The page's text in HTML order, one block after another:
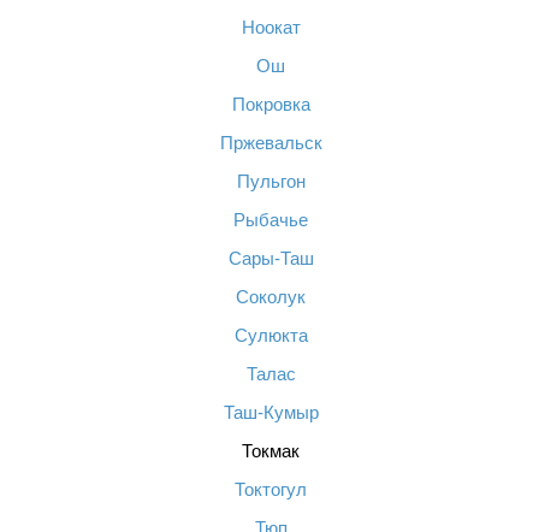
Ноокат
Ош
Покровка
Пржевальск
Пульгон
Рыбачье
Сары-Таш
Соколук
Сулюкта
Талас
Таш-Кумыр
Токмак
Токтогул
Тюп